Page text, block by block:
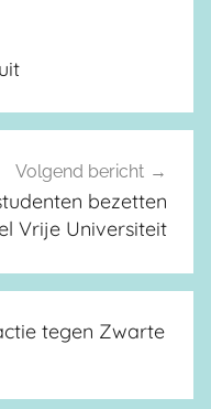
Volgend bericht
bezetten
Vrije Universiteit
tegen Zwarte